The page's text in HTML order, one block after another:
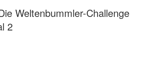
Weltenbummler-Challenge
2